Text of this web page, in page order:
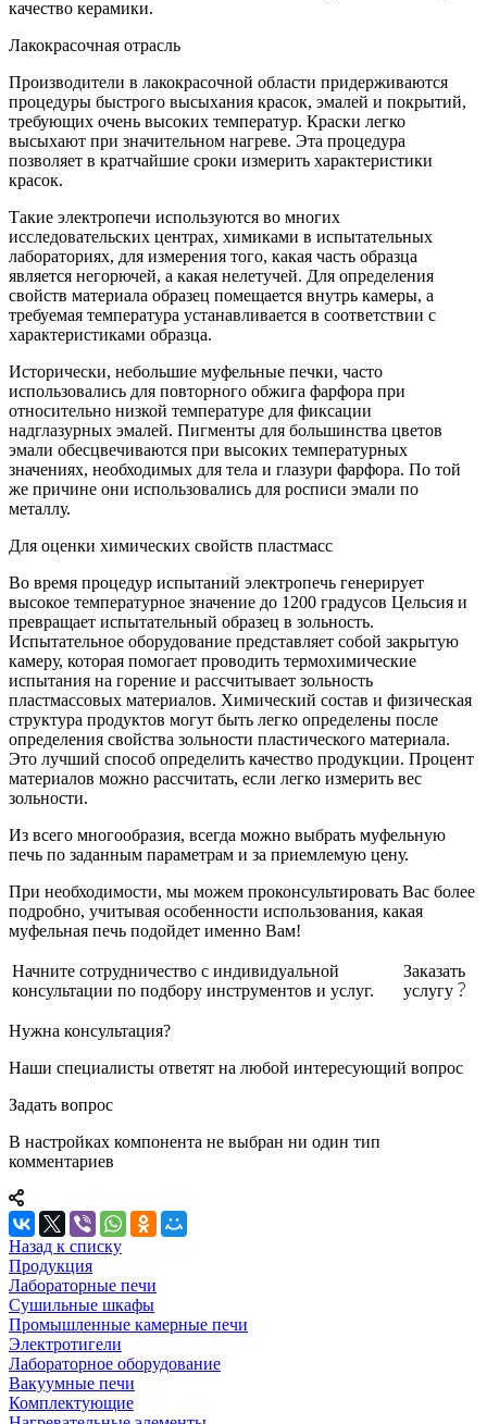
качество керамики.
Лакокрасочная отрасль
Производители в лакокрасочной области придерживаются
процедуры быстрого высыхания красок, эмалей и покрытий,
требующих очень высоких температур. Краски легко
высыхают при значительном нагреве. Эта процедура
позволяет в кратчайшие сроки измерить характеристики
красок.
Такие электропечи используются во многих
исследовательских центрах, химиками в испытательных
лабораториях, для измерения того, какая часть образца
является негорючей, а какая нелетучей. Для определения
свойств материала образец помещается внутрь камеры, а
требуемая температура устанавливается в соответствии с
характеристиками образца.
Исторически, небольшие муфельные печки, часто
использовались для повторного обжига фарфора при
относительно низкой температуре для фиксации
надглазурных эмалей. Пигменты для большинства цветов
эмали обесцвечиваются при высоких температурных
значениях, необходимых для тела и глазури фарфора. По той
же причине они использовались для росписи эмали по
металлу.
Для оценки химических свойств пластмасс
Во время процедур испытаний электропечь генерирует
высокое температурное значение до 1200 градусов Цельсия и
превращает испытательный образец в зольность.
Испытательное оборудование представляет собой закрытую
камеру, которая помогает проводить термохимические
испытания на горение и рассчитывает зольность
пластмассовых материалов. Химический состав и физическая
структура продуктов могут быть легко определены после
определения свойства зольности пластического материала.
Это лучший способ определить качество продукции. Процент
материалов можно рассчитать, если легко измерить вес
зольности.
Из всего многообразия, всегда можно выбрать муфельную
печь по заданным параметрам и за приемлемую цену.
При необходимости, мы можем проконсультировать Вас более
подробно, учитывая особенности использования, какая
муфельная печь подойдет именно Вам!
Начните сотрудничество с индивидуальной
консультации по подбору инструментов и услуг.
Заказать
услугу
Нужна консультация?
Наши специалисты ответят на любой интересующий вопрос
Задать вопрос
В настройках компонента не выбран ни один тип
комментариев
Назад к списку
Продукция
Лабораторные печи
Сушильные шкафы
Промышленные камерные печи
Электротигели
Лабораторное оборудование
Вакуумные печи
Комплектующие